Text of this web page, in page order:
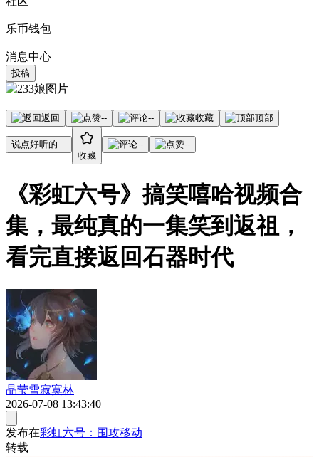
乐币钱包
消息中心
投稿
返回 -- -- 收藏 顶部
说点好听的...
收藏
-- --
《彩虹六号》搞笑嘻哈视频合
集，最纯真的一集笑到返祖，
看完直接返回石器时代
晶莹雪寂寞林
2026-07-08 13:43:40
发布在彩虹六号：围攻移动
转载